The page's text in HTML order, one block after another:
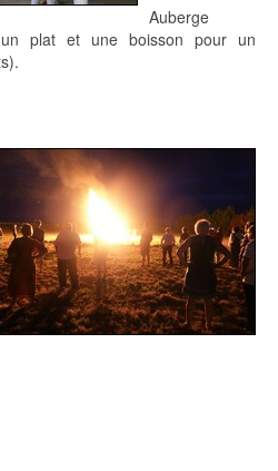
Auberge
plat et une boisson pour un